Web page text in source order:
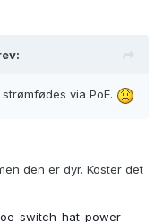
via PoE.
den er dyr. Koster det
switch-hat-power-